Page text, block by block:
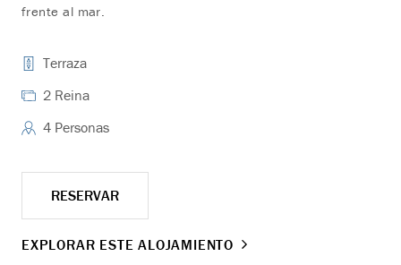
frente al mar.
Terraza
2 Reina
4 Personas
RESERVAR
EXPLORAR ESTE ALOJAMIENTO